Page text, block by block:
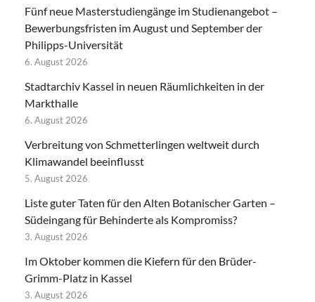
Fünf neue Masterstudiengänge im Studienangebot –
Bewerbungsfristen im August und September der
Philipps-Universität
6. August 2026
Stadtarchiv Kassel in neuen Räumlichkeiten in der
Markthalle
6. August 2026
Verbreitung von Schmetterlingen weltweit durch
Klimawandel beeinflusst
5. August 2026
Liste guter Taten für den Alten Botanischer Garten –
Südeingang für Behinderte als Kompromiss?
3. August 2026
Im Oktober kommen die Kiefern für den Brüder-
Grimm-Platz in Kassel
3. August 2026